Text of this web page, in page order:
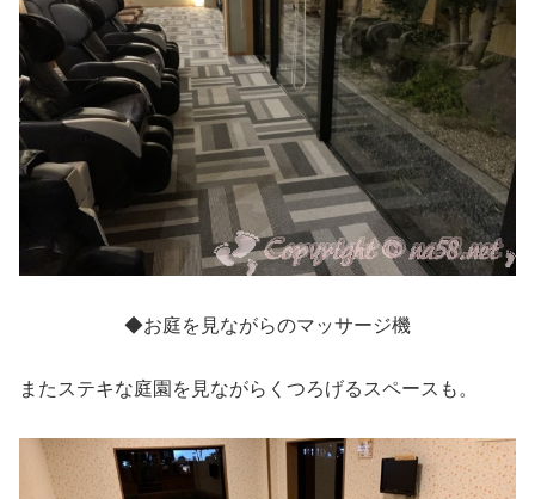
◆お庭を見ながらのマッサージ機
またステキな庭園を見ながらくつろげるスペースも。